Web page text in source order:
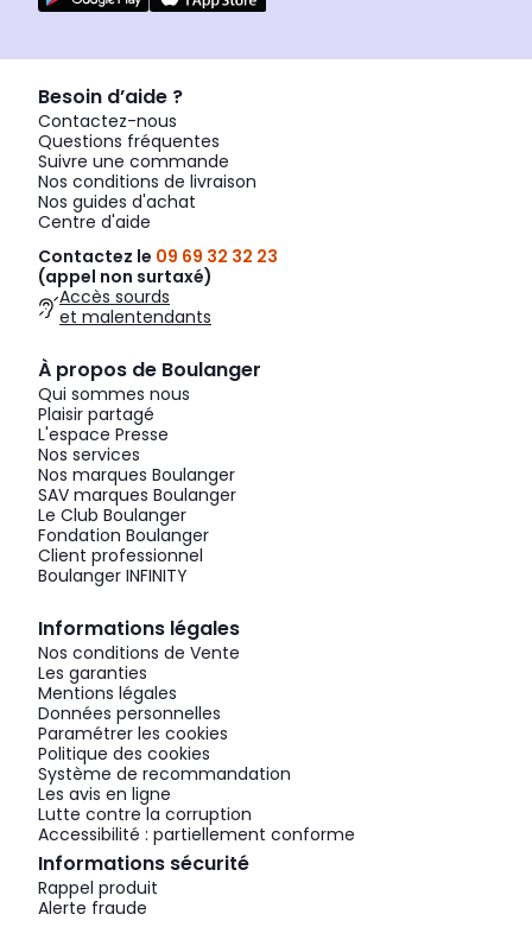
Besoin d’aide ?
Contactez-nous
Questions fréquentes
Suivre une commande
Nos conditions de livraison
Nos guides d'achat
Centre d'aide
Contactez le 09 69 32 32 23
(appel non surtaxé)
Accès sourds
et malentendants
À propos de Boulanger
Qui sommes nous
Plaisir partagé
L'espace Presse
Nos services
Nos marques Boulanger
SAV marques Boulanger
Le Club Boulanger
Fondation Boulanger
Client professionnel
Boulanger INFINITY
Informations légales
Nos conditions de Vente
Les garanties
Mentions légales
Données personnelles
Paramétrer les cookies
Politique des cookies
Système de recommandation
Les avis en ligne
Lutte contre la corruption
Accessibilité : partiellement conforme
Informations sécurité
Rappel produit
Alerte fraude